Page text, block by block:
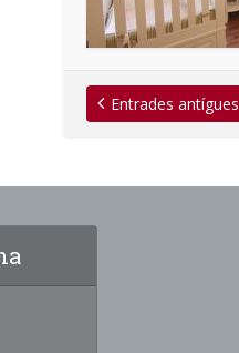
Entrades antígues